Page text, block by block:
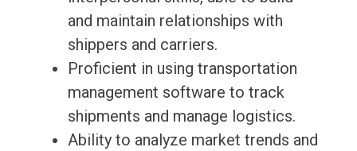
and maintain relationships with
shippers and carriers.
Proficient in using transportation
management software to track
shipments and manage logistics.
Ability to analyze market trends and